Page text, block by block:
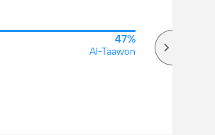
47%
Al-Taawon